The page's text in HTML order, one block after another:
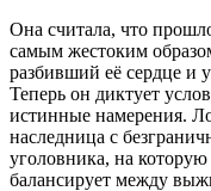
Она считала, что
самым жестоким
разбивший её сердце
Теперь он диктует
истинные намерения.
наследница с
уголовника, на
балансирует между